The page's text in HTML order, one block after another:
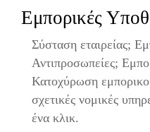
Εμπορικές
Σύσταση εταιρείας;
Αντιπροσωπείες;
Κατοχύρωση
σχετικές νομικές
ένα κλικ.